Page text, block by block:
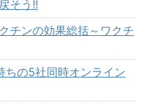
そう!!
チンの効果総括～ワクチ
ちの5社同時オンライン